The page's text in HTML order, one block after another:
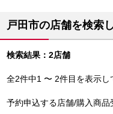
戸田市の店舗を検索
検索結果：2店舗
全2件中1 〜 2件目を表示
予約申込する店舗/購入商品